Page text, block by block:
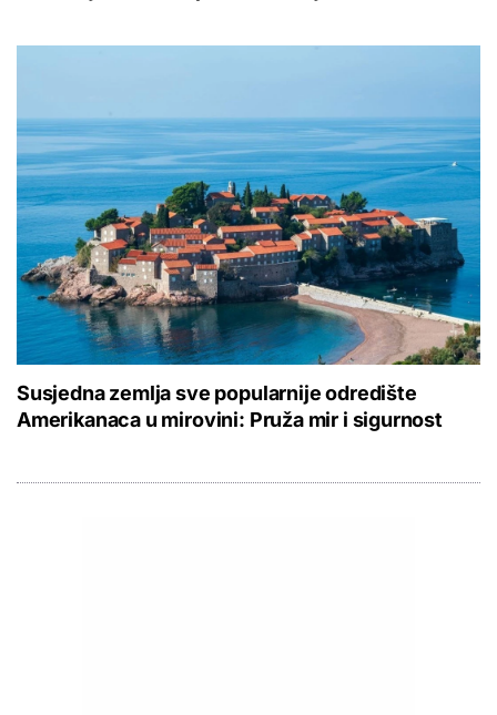
Susjedna zemlja sve popularnije odredište
Amerikanaca u mirovini: Pruža mir i sigurnost